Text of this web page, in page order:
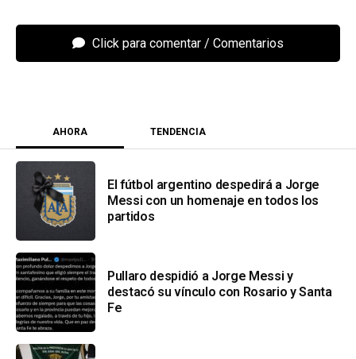
Click para comentar
AHORA TENDENCIA
El fútbol argentino despedirá a Jorge
Messi con un homenaje en todos los
partidos
Pullaro despidió a Jorge Messi y
destacó su vínculo con Rosario y Santa
Fe